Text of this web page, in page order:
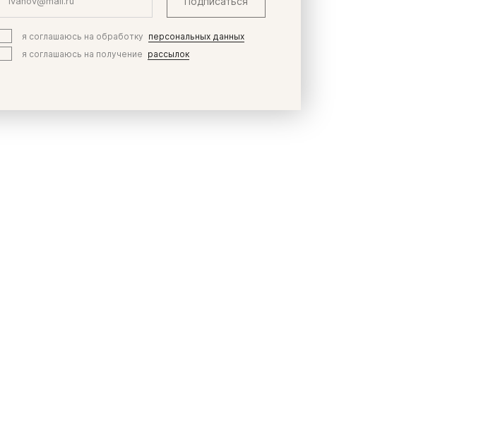
я соглашаюсь на обработку персональных данных
я соглашаюсь на получение рассылок